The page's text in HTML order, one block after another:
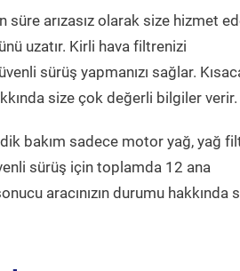
süre arızasız olarak size hizmet
uzatır. Kirli hava filtrenizi
sürüş yapmanızı sağlar.
size çok değerli bilgiler verir.
bakım sadece motor yağ, yağ
sürüş için toplamda 12 ana
aracınızın durumu hakkında